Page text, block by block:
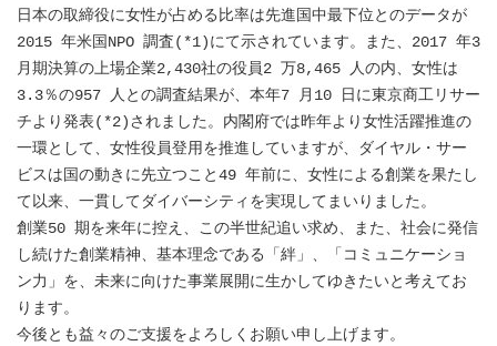
日本の取締役に女性が占める比率は先進国中最下位とのデータが
2015 年米国NPO 調査(*1)にて示されています。また、2017 年3
月期決算の上場企業2,430社の役員2 万8,465 人の内、女性は
3.3％の957 人との調査結果が、本年7 月10 日に東京商工リサー
チより発表(*2)されました。内閣府では昨年より女性活躍推進の
一環として、女性役員登用を推進していますが、ダイヤル・サー
ビスは国の動きに先立つこと49 年前に、女性による創業を果たし
て以来、一貫してダイバーシティを実現してまいりました。
創業50 期を来年に控え、この半世紀追い求め、また、社会に発信
し続けた創業精神、基本理念である「絆」、「コミュニケーショ
ン力」を、未来に向けた事業展開に生かしてゆきたいと考えてお
ります。
今後とも益々のご支援をよろしくお願い申し上げます。